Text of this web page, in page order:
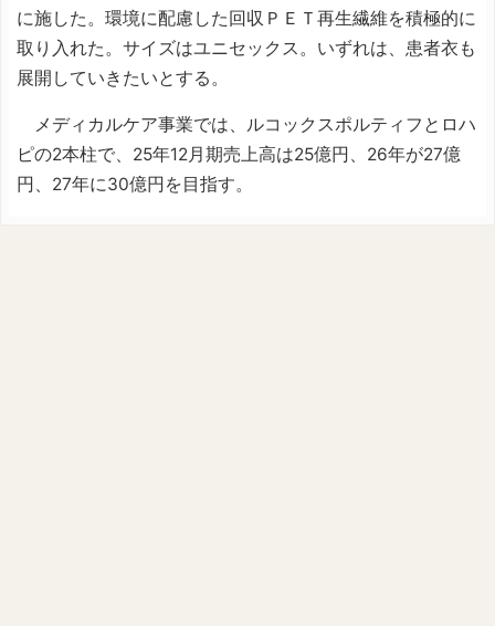
に施した。環境に配慮した回収ＰＥＴ再生繊維を積極的に
取り入れた。サイズはユニセックス。いずれは、患者衣も
展開していきたいとする。
メディカルケア事業では、ルコックスポルティフとロハ
ピの2本柱で、25年12月期売上高は25億円、26年が27億
円、27年に30億円を目指す。